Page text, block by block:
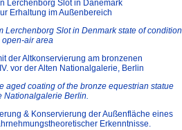
Lerchenborg Slot in Dänemark
Erhaltung im Außenbereich
Lerchenborg Slot in Denmark state of condition
open-air area
der Altkonservierung am bronzenen
vor der Alten Nationalgalerie, Berlin
aged coating of the bronze equestrian statue
Nationalgalerie Berlin.
& Konservierung der Außenfläche eines
Erkenntnisse.